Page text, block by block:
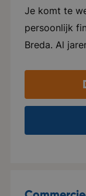
Je komt te
persoonlijk
Breda. Al
klanten op
hypotheken,